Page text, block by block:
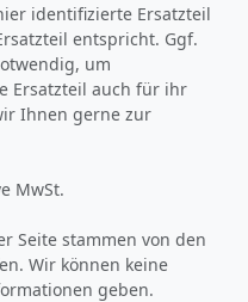
Anbieters
identifizierte Ersatzteil
entspricht. Ggf.
um
Ersatzteil auch für ihr
Ihnen gerne zur
MwSt.
Seite stammen von den
Wir können keine
geben.